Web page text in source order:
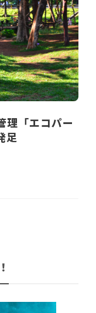
理「エコパー
足